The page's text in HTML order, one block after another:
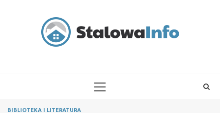
PRIMARY
BIBLIOTEKA I LITERATURA